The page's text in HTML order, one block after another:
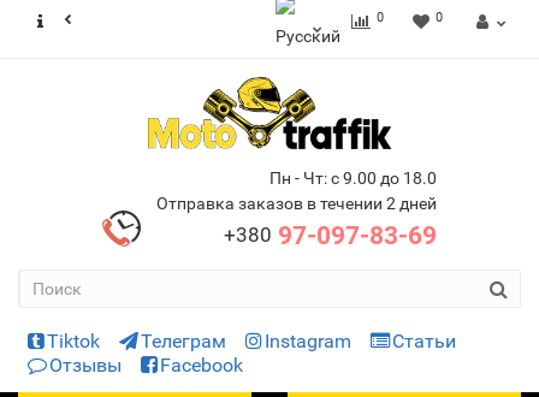
0 0
Пн - Чт: с 9.00 до 18.0
Отправка заказов в течении 2 дней
+380 97-097-83-69
Tiktok Телеграм Instagram
Статьи
Отзывы
Facebook